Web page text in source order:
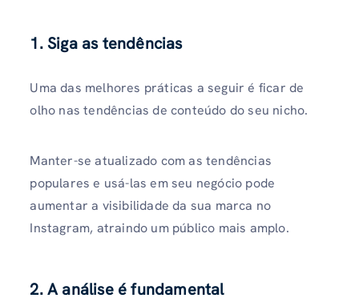
1. Siga as tendências
Uma das melhores práticas a seguir é ficar de
olho nas tendências de conteúdo do seu nicho.
Manter-se atualizado com as tendências
populares e usá-las em seu negócio pode
aumentar a visibilidade da sua marca no
Instagram, atraindo um público mais amplo.
2. A análise é fundamental